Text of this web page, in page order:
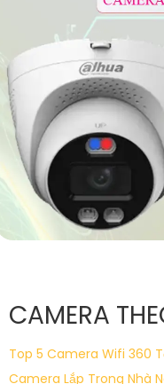
CAMERA
Top 5 Camera Wifi 360
Camera Lắp Trong Nhà